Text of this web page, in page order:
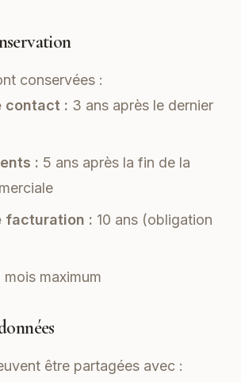
conservées :
contact : 3 ans après le dernier
: 5 ans après la fin de la
facturation : 10 ans (obligation
mois maximum
être partagées avec :